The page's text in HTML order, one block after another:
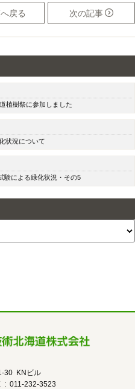
植樹祭に参加しました
状況について
験による緑化状況・その5
戻る 次の記事 
30 KNビル
: 011-232-3523